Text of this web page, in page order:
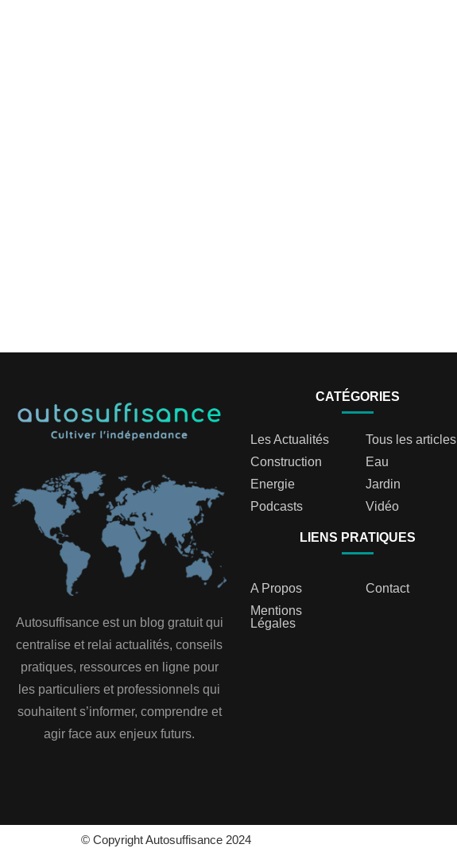
Autosuffisance est un blog gratuit qui
centralise et relai actualités, conseils
pratiques, ressources en ligne pour
les particuliers et professionnels qui
souhaitent s’informer, comprendre et
agir face aux enjeux futurs.
CATÉGORIES
Les Actualités
Tous les articles
Construction
Eau
Energie
Jardin
Podcasts
Vidéo
LIENS PRATIQUES
A Propos
Contact
Mentions
Légales
© Copyright Autosuffisance 2024